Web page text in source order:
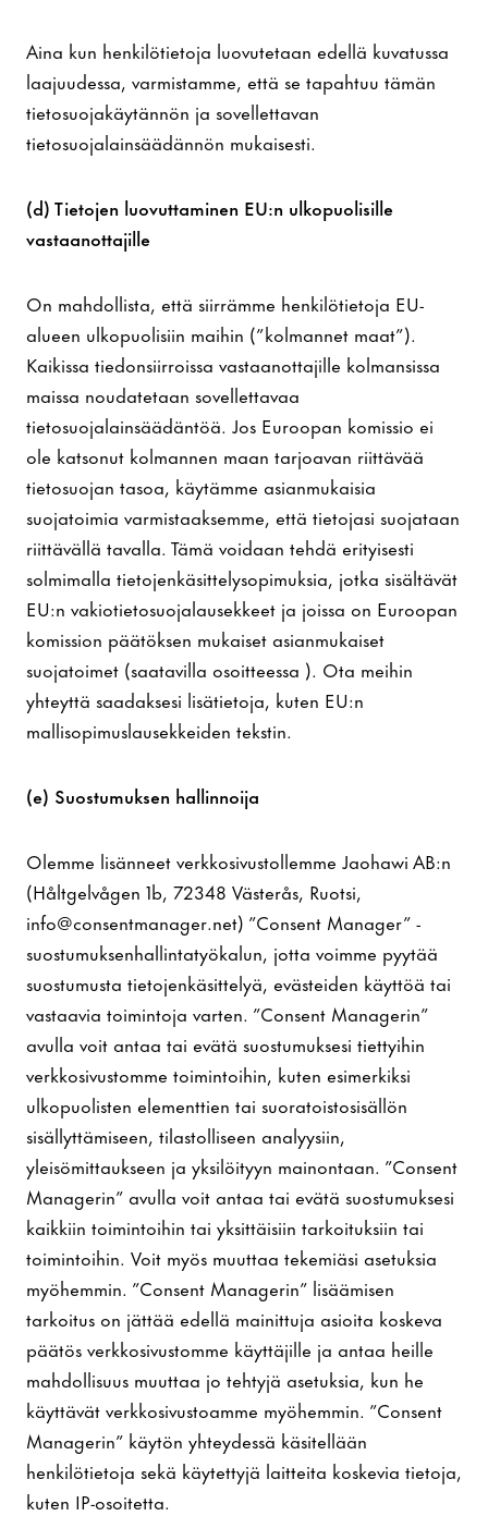
Aina kun henkilötietoja luovutetaan edellä kuvatussa
laajuudessa, varmistamme, että se tapahtuu tämän
tietosuojakäytännön ja sovellettavan
tietosuojalainsäädännön mukaisesti.
(d) Tietojen luovuttaminen EU:n ulkopuolisille
vastaanottajille
On mahdollista, että siirrämme henkilötietoja EU-
alueen ulkopuolisiin maihin (”kolmannet maat”).
Kaikissa tiedonsiirroissa vastaanottajille kolmansissa
maissa noudatetaan sovellettavaa
tietosuojalainsäädäntöä. Jos Euroopan komissio ei
ole katsonut kolmannen maan tarjoavan riittävää
tietosuojan tasoa, käytämme asianmukaisia
suojatoimia varmistaaksemme, että tietojasi suojataan
riittävällä tavalla. Tämä voidaan tehdä erityisesti
solmimalla tietojenkäsittelysopimuksia, jotka sisältävät
EU:n vakiotietosuojalausekkeet ja joissa on Euroopan
komission päätöksen mukaiset asianmukaiset
suojatoimet (saatavilla osoitteessa ). Ota meihin
yhteyttä saadaksesi lisätietoja, kuten EU:n
mallisopimuslausekkeiden tekstin.
(e) Suostumuksen hallinnoija
Olemme lisänneet verkkosivustollemme Jaohawi AB:n
(Håltgelvågen 1b, 72348 Västerås, Ruotsi,
info@consentmanager.net) ”Consent Manager” -
suostumuksenhallintatyökalun, jotta voimme pyytää
suostumusta tietojenkäsittelyä, evästeiden käyttöä tai
vastaavia toimintoja varten. ”Consent Managerin”
avulla voit antaa tai evätä suostumuksesi tiettyihin
verkkosivustomme toimintoihin, kuten esimerkiksi
ulkopuolisten elementtien tai suoratoistosisällön
sisällyttämiseen, tilastolliseen analyysiin,
yleisömittaukseen ja yksilöityyn mainontaan. ”Consent
Managerin” avulla voit antaa tai evätä suostumuksesi
kaikkiin toimintoihin tai yksittäisiin tarkoituksiin tai
toimintoihin. Voit myös muuttaa tekemiäsi asetuksia
myöhemmin. ”Consent Managerin” lisäämisen
tarkoitus on jättää edellä mainittuja asioita koskeva
päätös verkkosivustomme käyttäjille ja antaa heille
mahdollisuus muuttaa jo tehtyjä asetuksia, kun he
käyttävät verkkosivustoamme myöhemmin. ”Consent
Managerin” käytön yhteydessä käsitellään
henkilötietoja sekä käytettyjä laitteita koskevia tietoja,
kuten IP-osoitetta.